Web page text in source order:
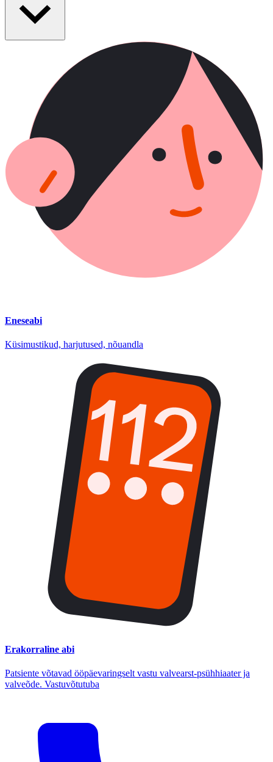
Eneseabi
Küsimustikud, harjutused, nõuandla
Erakorraline abi
Patsiente võtavad ööpäevaringselt vastu valvearst-psühhiaater ja
valveõde. Vastuvõtutuba